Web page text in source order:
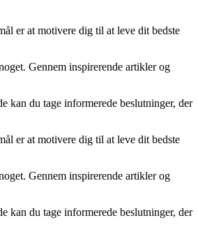
er at motivere dig til at leve dit bedste
Gennem inspirerende artikler og
kan du tage informerede beslutninger, der
er at motivere dig til at leve dit bedste
Gennem inspirerende artikler og
kan du tage informerede beslutninger, der